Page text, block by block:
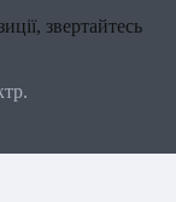
звертайтесь